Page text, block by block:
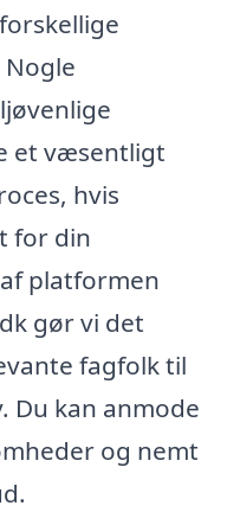
et væsentligt
hvis
for din
platformen
gør vi det
fagfolk til
Du kan anmode
og nemt